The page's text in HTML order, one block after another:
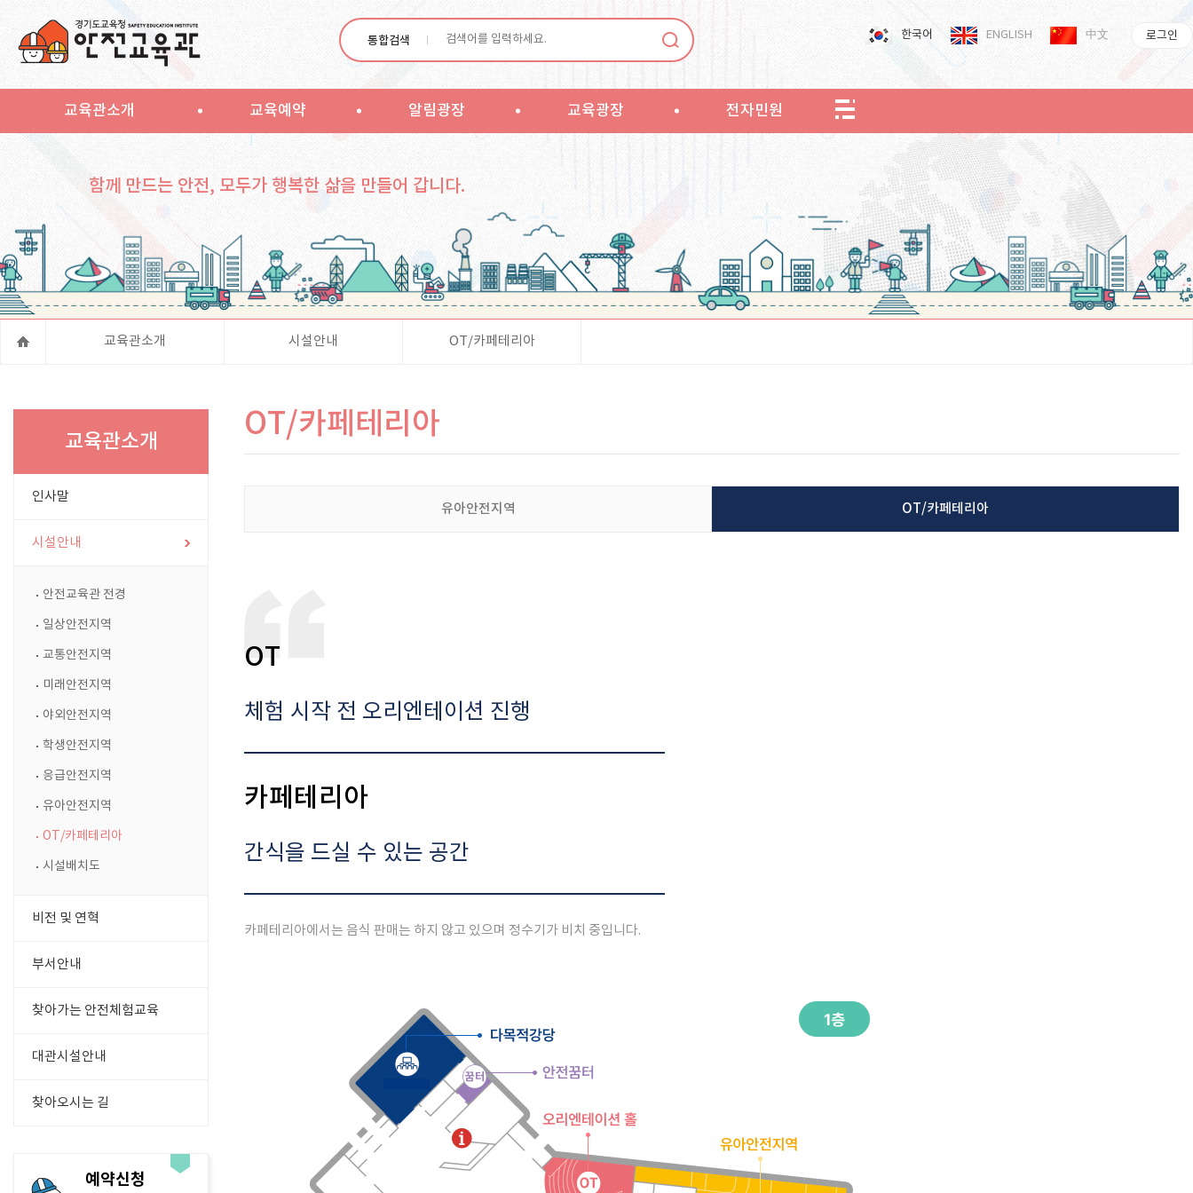
통합검색 한국어 ENGLISH 中文 로그인
교육관소개 교육예약 알림광장 교육광장 전자민원
함께 만드는 안전, 모두가 행복한 삶을 만들어 갑니다.
교육관소개 시설안내 OT/카페테리아
교육관소개
인사말
시설안내
안전교육관 전경
일상안전지역
교통안전지역
미래안전지역
야외안전지역
학생안전지역
응급안전지역
유아안전지역
OT/카페테리아
시설배치도
비전 및 연혁
부서안내
찾아가는 안전체험교육
대관시설안내
찾아오시는 길
예약신청
OT/카페테리아
유아안전지역 OT/카페테리아
OT
체험 시작 전 오리엔테이션 진행
카페테리아
간식을 드실 수 있는 공간
카페테리아에서는 음식 판매는 하지 않고 있으며 정수기가 비치 중입니다.